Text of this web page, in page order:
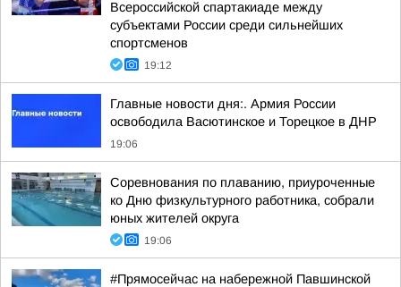
Всероссийской спартакиаде между
субъектами России среди сильнейших
спортсменов
19:12
Главные новости дня:. Армия России
освободила Васютинское и Торецкое в ДНР
19:06
Соревнования по плаванию, приуроченные
ко Дню физкультурного работника, собрали
юных жителей округа
19:06
#Прямосейчас на набережной Павшинской